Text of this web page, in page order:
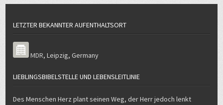
LETZTER BEKANNTER AUFENTHALTSORT
MDR,Leipzig,Germany
LIEBLINGSBIBELSTELLE UND LEBENSLEITLINIE
Des Menschen Herz plant seinen Weg, der Herr jedoch lenkt